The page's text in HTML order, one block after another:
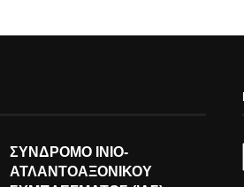
ΣΥΝΔΡΟΜΟ ΙΝΙΟ-
ΑΤΛΑΝΤΟΑΞΟΝΙΚΟΥ